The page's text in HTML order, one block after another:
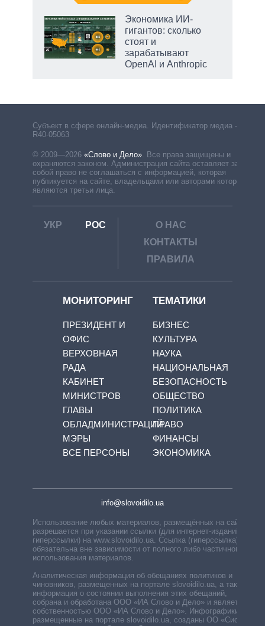
Экономика ИИ-
гигантов: сколько
стоят и
зарабатывают
OpenAI и Anthropic
Субъект в сфере онлайн-медиа. Идентификатор медиа –
R40-05063
© 2009—2026 «Слово и Дело». Все права защищены и
охраняются законом. Администрация сайта оставляет за
собой право не соглашаться с информацией, которая
публикуется на сайте, владельцами или авторами которой
являются третьи лица.
УКР РОС
О НАС
КОНТАКТЫ
ПРАВИЛА
МОНИТОРИНГ
ПРЕЗИДЕНТ И
ОФИС
ВЕРХОВНАЯ
РАДА
КАБИНЕТ
МИНИСТРОВ
ГЛАВЫ
ОБЛАДМИНИСТРАЦИЙ
МЭРЫ
ВСЕ ПЕРСОНЫ
ТЕМАТИКИ
БИЗНЕС
КУЛЬТУРА
НАУКА
НАЦИОНАЛЬНАЯ
БЕЗОПАСНОСТЬ
ОБЩЕСТВО
ПОЛИТИКА
ПРАВО
ФИНАНСЫ
ЭКОНОМИКА
info@slovoidilo.ua
Использование любых материалов, размещённых на сайте,
разрешается при указании ссылки (для интернет-изданий —
гиперссылки) на www.slovoidilo.ua. Ссылка (гиперссылка)
обязательна вне зависимости от полного либо частичного
использования материалов.
Аналитическая информация об обещаниях политиков и
чиновников, размещенных на портале slovoidilo.ua, а также
информация о состоянии выполнения этих обещаний,
собрана и обработана ООО «ИА Слово и Дело» и является
собственностью ООО «ИА Слово и Дело». Инфографики,
размещенные на портале slovoidilo.ua, созданы ОО «Система